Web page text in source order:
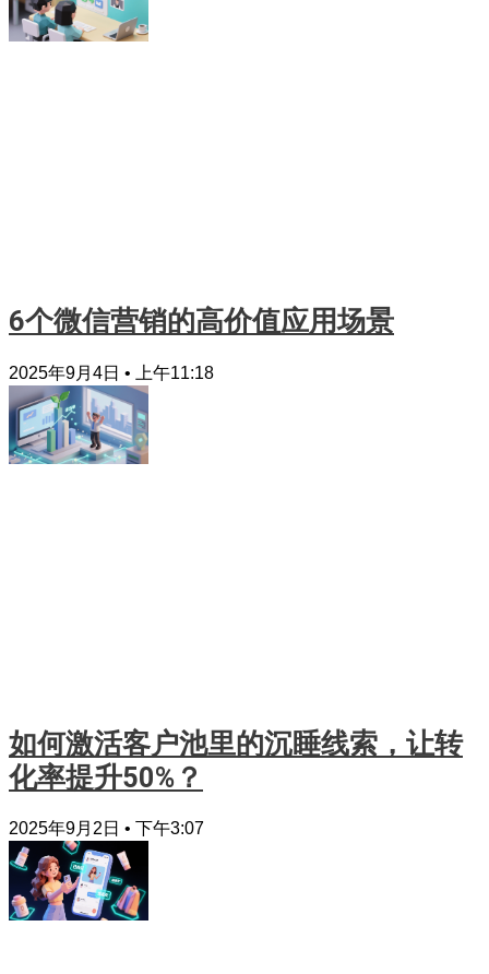
6个微信营销的高价值应用场景
2025年9月4日 上午11:18
如何激活客户池里的沉睡线索，让转
化率提升50%？
2025年9月2日 下午3:07